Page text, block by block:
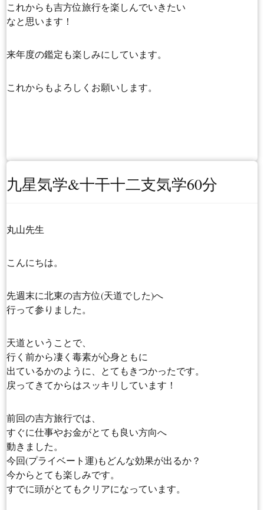
これからも吉方位旅行を楽しんでいきたい
なと思います！
来年度の鑑定も楽しみにしています。
これからもよろしくお願いします。
九星気学&十干十二支気学60分
丸山先生
こんにちは。
先週末に北東の吉方位(天道でした)へ
行って参りました。
天道ということで、
行く前から凄く毒素が心身ともに
出ているかのように、とてもきつかったです。
戻ってきてからはスッキリしています！
前回の吉方旅行では、
すぐに仕事やお金がとても良い方向へ
動きました。
今回(プライベート運)もどんな効果が出るか？
今からとても楽しみです。
すでに頭がとてもクリアになっています。